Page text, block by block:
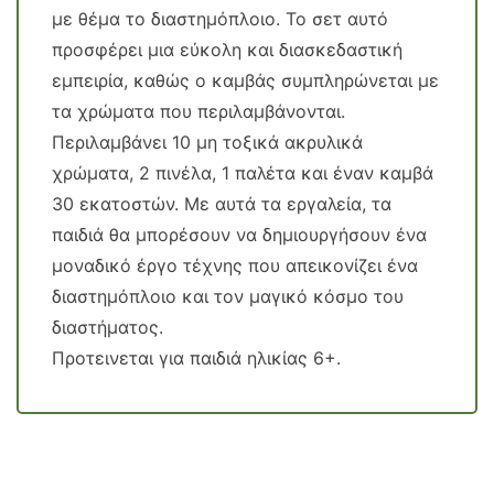
με θέμα το διαστημόπλοιο. Το σετ αυτό
προσφέρει μια εύκολη και διασκεδαστική
εμπειρία, καθώς ο καμβάς συμπληρώνεται με
τα χρώματα που περιλαμβάνονται.
Περιλαμβάνει 10 μη τοξικά ακρυλικά
χρώματα, 2 πινέλα, 1 παλέτα και έναν καμβά
30 εκατοστών. Με αυτά τα εργαλεία, τα
παιδιά θα μπορέσουν να δημιουργήσουν ένα
μοναδικό έργο τέχνης που απεικονίζει ένα
διαστημόπλοιο και τον μαγικό κόσμο του
διαστήματος.
Προτεινεται για παιδιά ηλικίας 6+.